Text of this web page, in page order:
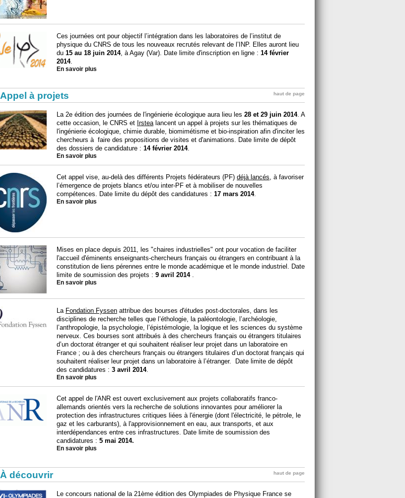
Ces journées ont pour objectif l’intégration dans les laboratoires de l’institut de
physique du CNRS de tous les nouveaux recrutés relevant de l’INP. Elles auront lieu
du 15 au 18 juin 2014, à Agay (Var). Date limite d'inscription en ligne : 14 février
2014.
En savoir plus
Appel à projets haut de page
La 2e édition des journées de l'ingénierie écologique aura lieu les 28 et 29 juin 2014. A
cette occasion, le CNRS et Irstealancent un appel à projets sur les thématiques de
l'ingénierie écologique, chimie durable, biomimétisme et bio-inspiration afin d'inciter les
chercheurs à faire des propositions de visites et d'animations. Date limite de dépôt
des dossiers de candidature : 14 février 2014.
En savoir plus
Cet appel vise, au-delà des différents Projets fédérateurs (PF) déjà lancés, à favoriser
l’émergence de projets blancs et/ou inter-PF et à mobiliser de nouvelles
compétences. Date limite du dépôt des candidatures : 17 mars 2014.
En savoir plus
Mises en place depuis 2011, les "chaires industrielles" ont pour vocation de faciliter
l'accueil d'éminents enseignants-chercheurs français ou étrangers en contribuant à la
constitution de liens pérennes entre le monde académique et le monde industriel. Date
limite de soumission des projets : 9 avril 2014 .
En savoir plus
La Fondation Fyssen attribue des bourses d'études post-doctorales, dans les
disciplines de recherche telles que l’éthologie, la paléontologie, l’archéologie,
l’anthropologie, la psychologie, l’épistémologie, la logique et les sciences du système
nerveux. Ces bourses sont attribués à des chercheurs français ou étrangers titulaires
d’un doctorat étranger et qui souhaitent réaliser leur projet dans un laboratoire en
France ; ou à des chercheurs français ou étrangers titulaires d’un doctorat français qui
souhaitent réaliser leur projet dans un laboratoire à l’étranger. Date limite de dépôt
des candidatures : 3 avril 2014.
En savoir plus
Cet appel de l'ANR est ouvert exclusivement aux projets collaboratifs franco-
allemands orientés vers la recherche de solutions innovantes pour améliorer la
protection des infrastructures critiques liées à l'énergie (dont l'électricité, le pétrole, le
gaz et les carburants), à l'approvisionnement en eau, aux transports, et aux
interdépendances entre ces infrastructures. Date limite de soumission des
candidatures : 5 mai 2014.
En savoir plus
À découvrir haut de page
Le concours national de la 21ème édition des Olympiades de Physique France se